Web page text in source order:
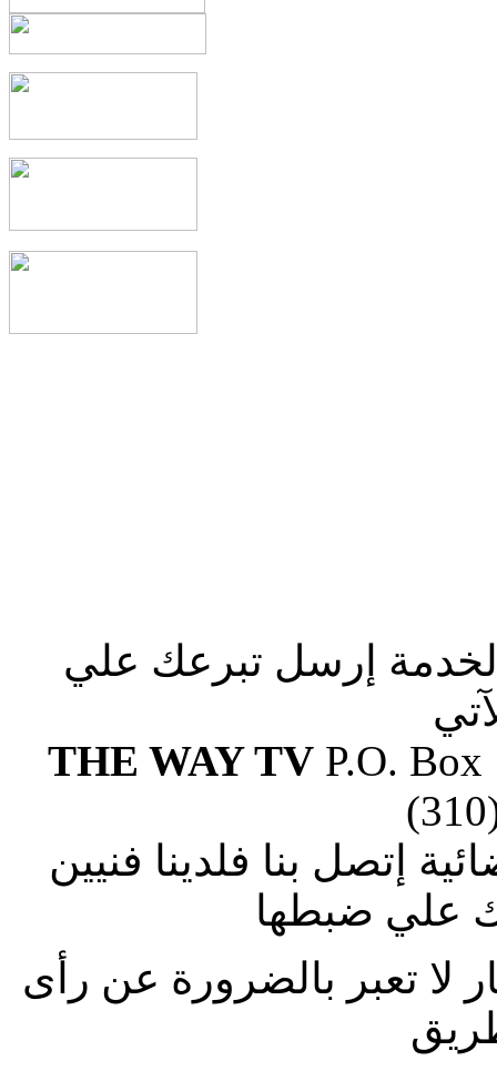
إرسل تبرعك علي
THE WAY TVP.O. Box
إتصل بنا فلدينا فنيين
علي ضبطها
لا تعبر بالضرورة عن رأى